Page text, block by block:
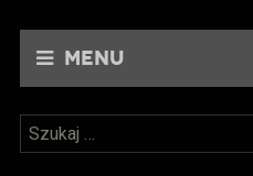
Menu
Szukaj: